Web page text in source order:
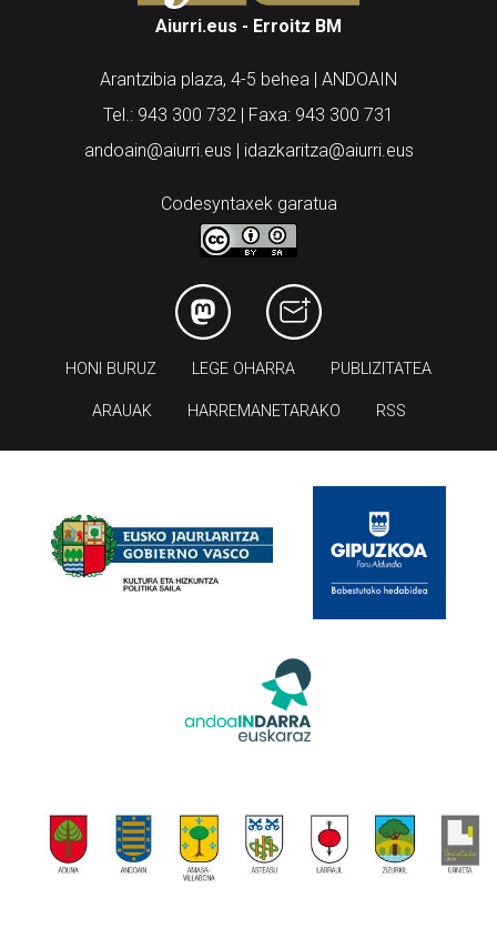
Aiurri.eus - Erroitz BM
Arantzibia plaza, 4-5 behea | ANDOAIN
Tel.: 943 300 732 | Faxa: 943 300 731
andoain@aiurri.eus | idazkaritza@aiurri.eus
Codesyntaxek garatua
HONI BURUZ LEGE OHARRA PUBLIZITATEA
ARAUAK HARREMANETARAKO RSS